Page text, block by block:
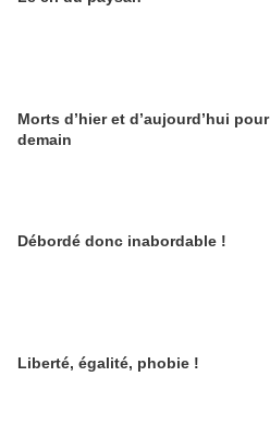
Morts d’hier et d’aujourd’hui pour
demain
Débordé donc inabordable !
Liberté, égalité, phobie !